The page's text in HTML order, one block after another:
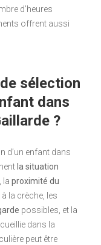
d’heures
offrent aussi
sélection
dans
?
d’un enfant dans
la situation
, la proximité du
la crèche, les
possibles, et la
dans la
peut être